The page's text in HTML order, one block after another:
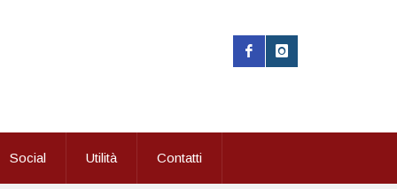
Social Utilità Contatti